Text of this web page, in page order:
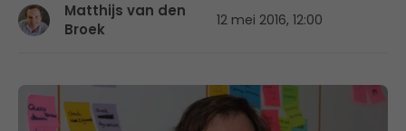
Matthijs van den
Broek
12 mei 2016, 12:00